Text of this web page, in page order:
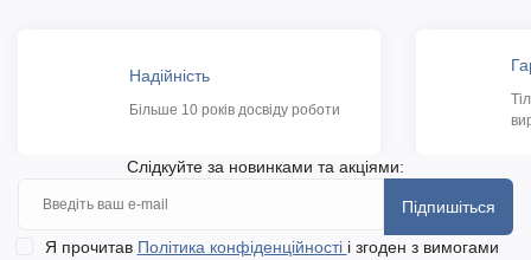
Надійність
Більше 10 років досвіду роботи
Слідкуйте за новинками та акціями:
Підпишіться
Я прочитав Політика конфіденційності і згоден з вимогами